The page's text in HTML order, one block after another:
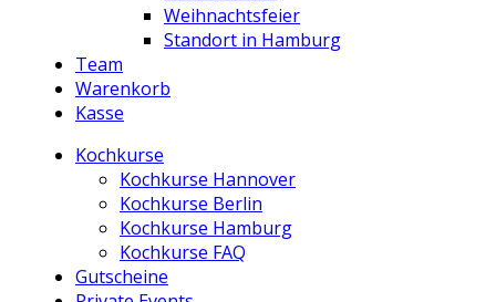
Weihnachtsfeier
Standort in Hamburg
Team
Warenkorb
Kasse
Kochkurse
Kochkurse Hannover
Kochkurse Berlin
Kochkurse Hamburg
Kochkurse FAQ
Gutscheine